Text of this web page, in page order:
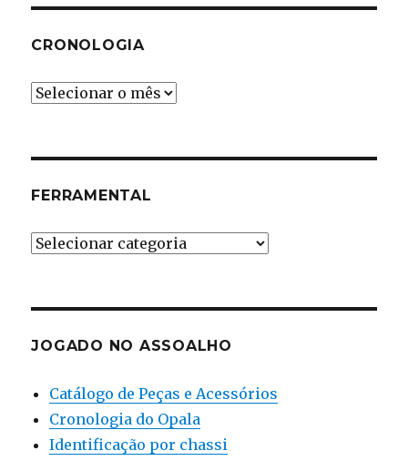
CRONOLOGIA
Cronologia
FERRAMENTAL
Ferramental
JOGADO NO ASSOALHO
Catálogo de Peças e Acessórios
Cronologia do Opala
Identificação por chassi